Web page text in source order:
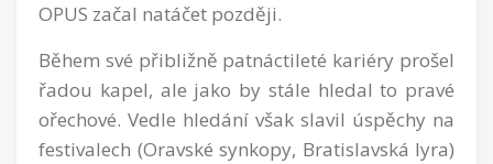
OPUS začal natáčet později.
Během své přibližně patnáctileté kariéry prošel
řadou kapel, ale jako by stále hledal to pravé
ořechové. Vedle hledání však slavil úspěchy na
festivalech (Oravské synkopy, Bratislavská lyra)